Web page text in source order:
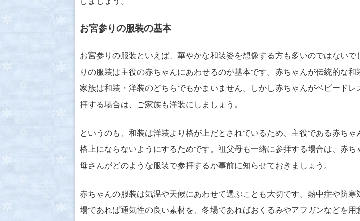
お宮参りの服装の基本
お宮参りの服装といえば、華やかな和装姿を想像する方も多いのではないで
りの服装は主役の赤ちゃんにあわせるのが基本です。赤ちゃんが伝統的な和
家族は和装・洋装のどちらでもかまいません。しかし赤ちゃんがベビードレ
拝する場合は、ご家族も洋装にしましょう。
というのも、和装は洋装より格が上だとされているため、主役である赤ちゃ
格上にならないようにするためです。祖父母も一緒に参拝する場合は、赤ち
母さんがどのような服装で参拝するか事前に知らせておきましょう。
赤ちゃんの服装は気温や天候にあわせて選ぶことも大切です。熱中症や防寒
場であれば通気性の良い素材を、冬場であればおくるみやアフガンなどを用